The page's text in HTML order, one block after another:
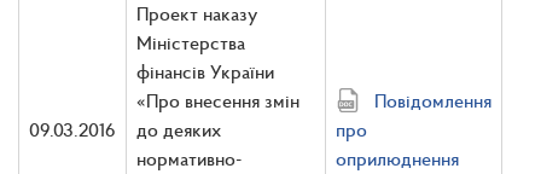
09.03.2016
Проект наказу
Міністерства
фінансів України
«Про внесення змін
до деяких
нормативно-
Повідомлення
про
оприлюднення